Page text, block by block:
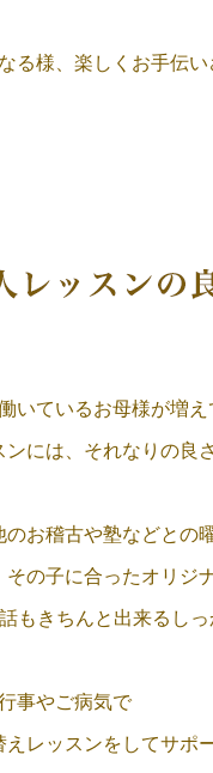
る様、 楽しくお手伝い
いているお母様が増え
には、 それなりの良さ
のお稽古や塾などとの
その子に合ったオリジ
もきちんと出来るしっ
事やご病気で
えレッスンをしてサポ